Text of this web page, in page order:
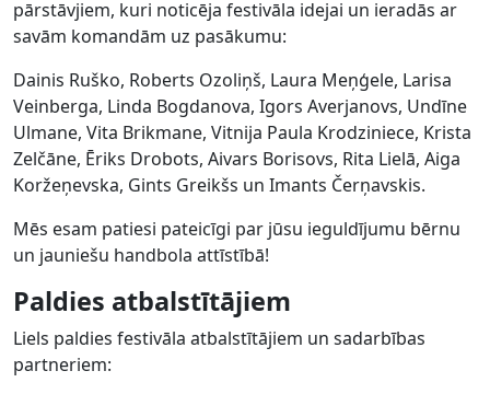
pārstāvjiem, kuri noticēja festivāla idejai un ieradās ar
savām komandām uz pasākumu:
Dainis Ruško, Roberts Ozoliņš, Laura Meņģele, Larisa
Veinberga, Linda Bogdanova, Igors Averjanovs, Undīne
Ulmane, Vita Brikmane, Vitnija Paula Krodziniece, Krista
Zelčāne, Ēriks Drobots, Aivars Borisovs, Rita Lielā, Aiga
Koržeņevska, Gints Greikšs un Imants Čerņavskis.
Mēs esam patiesi pateicīgi par jūsu ieguldījumu bērnu
un jauniešu handbola attīstībā!
Paldies atbalstītājiem
Liels paldies festivāla atbalstītājiem un sadarbības
partneriem: